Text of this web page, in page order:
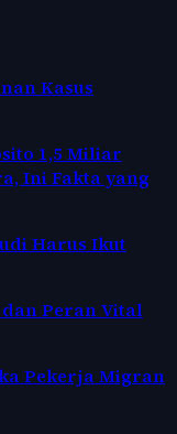
Kasus
1,5 Miliar
Ini Fakta yang
Harus Ikut
Peran Vital
Pekerja Migran